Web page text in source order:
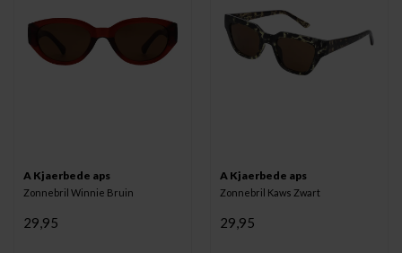
A Kjaerbede aps
Zonnebril Winnie Bruin
29,95
A Kjaerbede aps
Zonnebril Kaws Zwart
29,95